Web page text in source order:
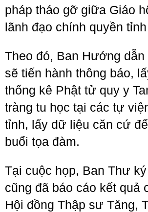
pháp tháo gỡ giữa Giáo
lãnh đạo chính quyền
Theo đó, Ban Hướng
sẽ tiến hành thông báo,
thống kê Phật tử quy y
tràng tu học tại các tự
tỉnh, lấy dữ liệu căn cứ
buổi tọa đàm.
Tại cuộc họp, Ban Thư
cũng đã báo cáo kết quả
Hội đồng Thập sư Tăng,